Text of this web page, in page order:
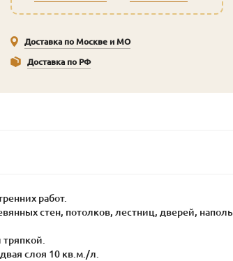
Доставка по Москве и МО
Доставка по РФ
работ.
стен, потолков, лестниц, дверей,
слоя 10 кв.м./л.